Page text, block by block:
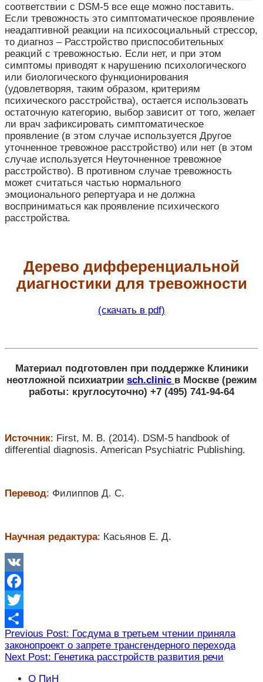
соответствии с DSM-5 все еще можно поставить.
Если тревожность это симптоматическое проявление
неадаптивной реакции на психосоциальный стрессор,
то диагноз – Расстройство приспособительных
реакций с тревожностью. Если нет, и при этом
симптомы приводят к нарушению психологического
или биологического функционирования
(удовлетворяя, таким образом, критериям
психического расстройства), остается использовать
остаточную категорию, выбор зависит от того, желает
ли врач зафиксировать симптоматическое
проявление (в этом случае используется Другое
уточненное тревожное расстройство) или нет (в этом
случае используется Неуточненное тревожное
расстройство). В противном случае тревожность
может считаться частью нормального
эмоционального репертуара и не должна
восприниматься как проявление психического
расстройства.
Дерево дифференциальной
диагностики для тревожности
(скачать в pdf)
Материал подготовлен при поддержке Клиники
неотложной психиатрии sch.clinic в Москве(режим
работы: круглосуточно) +7 (495) 741-94-64
Источник: First, M. B. (2014). DSM-5 handbook of
differential diagnosis. American Psychiatric Publishing.
Перевод: Филиппов Д. С.
Научная редактура: Касьянов Е. Д.
VK
Facebook
Twitter
Отправить
Навигация
по
Previous Post: Госдума в третьем чтении приняла
законопроект о запрете трансгендерного перехода
Next Post: Генетика расстройств развития речи
О ПиН